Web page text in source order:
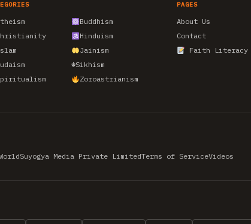
Buddhism
Hinduism
Jainism
☬Sikhism
Zoroastrianism
PAGES
About Us
Contact
Faith Literacy
Suyogya Media Private LimitedTerms of ServiceVideos